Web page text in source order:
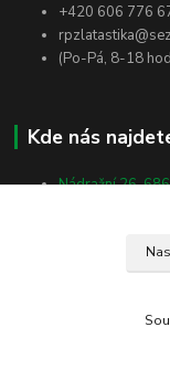
+420 606 776
(Po-Pá, 8-18
Kde nás
Nádražní 26,
Masarykova